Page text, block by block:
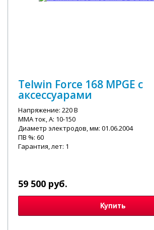
Telwin Force 168 MPGE с
аксессуарами
Напряжение: 220 В
MMA ток, А: 10-150
Диаметр электродов, мм: 01.06.2004
ПВ %: 60
Гарантия, лет: 1
59 500 руб.
Купить